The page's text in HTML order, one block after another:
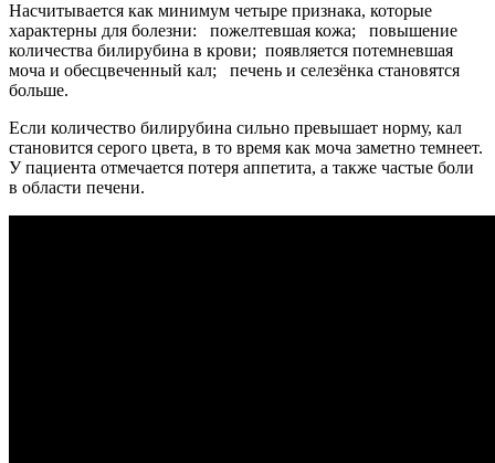
Насчитывается как минимум четыре признака, которые
характерны для болезни: пожелтевшая кожа; повышение
количества билирубина в крови; появляется потемневшая
моча и обесцвеченный кал; печень и селезёнка становятся
больше.
Если количество билирубина сильно превышает норму, кал
становится серого цвета, в то время как моча заметно темнеет.
У пациента отмечается потеря аппетита, а также частые боли
в области печени.